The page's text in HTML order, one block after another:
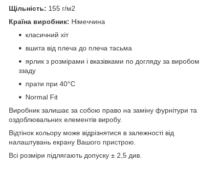
Щільність: 155 г/м2
Країна виробник: Німеччина
класичний хіт
вшита від плеча до плеча тасьма
ярлик з розмірами і вказівками по догляду за виробом
ззаду
прати при 40°C
Normal Fit
Виробник залишає за собою право на заміну фурнітури та
оздоблювальних елементів виробу.
Відтінок кольору може відрізнятися в залежності від
налаштувань екрану Вашого пристрою.
Всі розміри підлягають допуску ± 2,5 див.